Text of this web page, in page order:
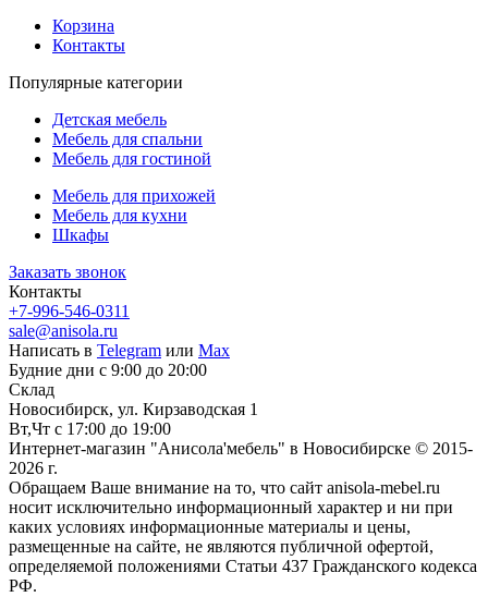
Корзина
Контакты
Популярные категории
Детская мебель
Мебель для спальни
Мебель для гостиной
Мебель для прихожей
Мебель для кухни
Шкафы
Заказать звонок
Контакты
+7-996-546-0311
sale@anisola.ru
Написать в Telegram или Max
Будние дни с 9:00 до 20:00
Склад
Новосибирск, ул. Кирзаводская 1
Вт,Чт с 17:00 до 19:00
Интернет-магазин "Анисола'мебель" в Новосибирске © 2015-
2026 г.
Обращаем Ваше внимание на то, что сайт anisola-mebel.ru
носит исключительно информационный характер и ни при
каких условиях информационные материалы и цены,
размещенные на сайте, не являются публичной офертой,
определяемой положениями Статьи 437 Гражданского кодекса
РФ.